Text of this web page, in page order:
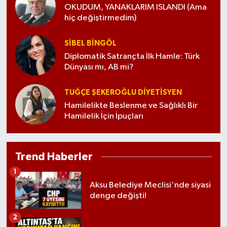
OKUDUM, YANAKLARIM ISLANDI (Ama
hiç değiştirmedim)
SIBEL BINGÖL
Diplomatik Satrançta İlk Hamle: Türk
Dünyası mı, AB mi?
TUĞÇE ŞEKEROĞLU DIYETISYEN
Hamilelikte Beslenme ve Sağlıklı Bir
Hamilelik İçin İpuçları
Trend Haberler
Aksu Belediye Meclisi'nde siyasi
denge değişti!
1
2